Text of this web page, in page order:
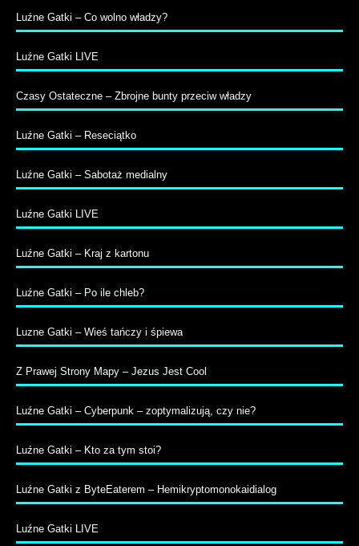
Luźne Gatki – Co wolno władzy?
Luźne Gatki LIVE
Czasy Ostateczne – Zbrojne bunty przeciw władzy
Luźne Gatki – Reseciątko
Luźne Gatki – Sabotaż medialny
Luźne Gatki LIVE
Luźne Gatki – Kraj z kartonu
Luźne Gatki – Po ile chleb?
Luzne Gatki – Wieś tańczy i śpiewa
Z Prawej Strony Mapy – Jezus Jest Cool
Luźne Gatki – Cyberpunk – zoptymalizują, czy nie?
Luźne Gatki – Kto za tym stoi?
Luźne Gatki z ByteEaterem – Hemikryptomonokaidialog
Luźne Gatki LIVE